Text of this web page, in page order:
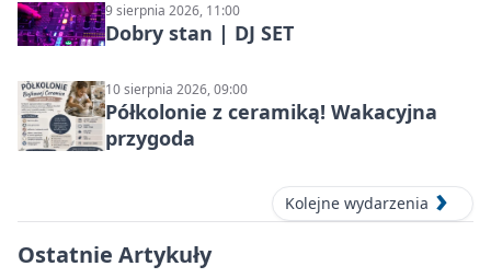
9 sierpnia 2026, 11:00
Dobry stan | DJ SET
10 sierpnia 2026, 09:00
Półkolonie z ceramiką! Wakacyjna
przygoda
Kolejne wydarzenia
Ostatnie Artykuły